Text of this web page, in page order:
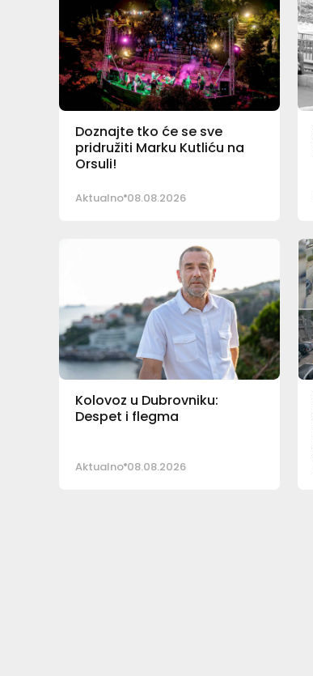
Doznajte tko će se sve
pridružiti Marku Kutliću na
Orsuli!
Aktualno 08.08.2026
Kolovoz u Dubrovniku:
Despet i flegma
Aktualno 08.08.2026